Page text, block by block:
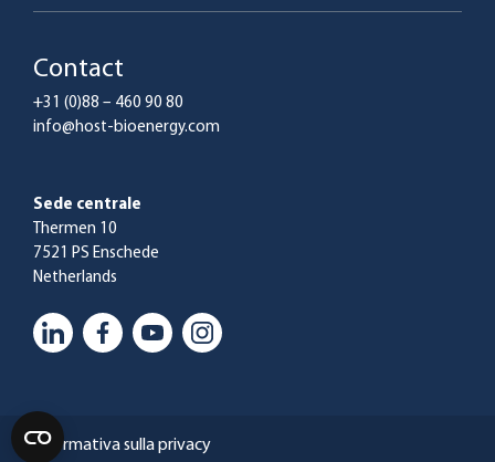
Contact
+31 (0)88 – 460 90 80
info@host-bioenergy.com
Sede centrale
Thermen 10
7521 PS Enschede
Netherlands
Informativa sulla privacy